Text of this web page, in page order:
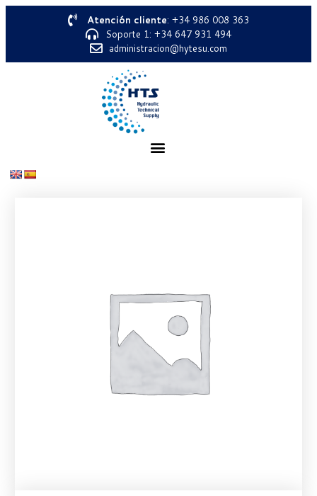
Atención cliente: +34 986 008 363
Soporte 1: +34 647 931 494
administracion@hytesu.com